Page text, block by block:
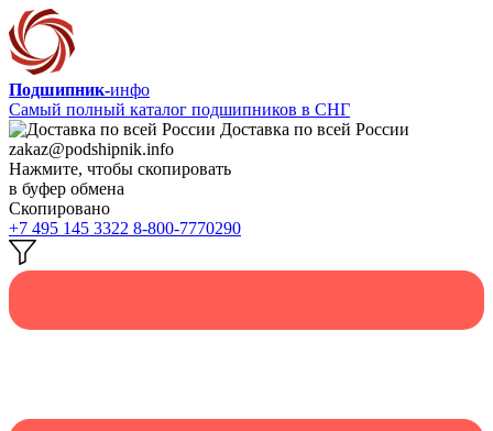
Подшипник-инфо
Самый полный каталог подшипников в СНГ
Доставка по всей России
zakaz@podshipnik.info
Нажмите, чтобы скопировать
в буфер обмена
Скопировано
+7 495 145 3322 8-800-7770290